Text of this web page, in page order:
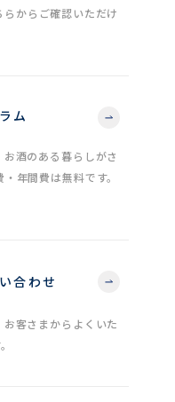
からご確認いただけ
ム
酒のある暮らしがさ
年間費は無料です。
合わせ
客さまからよくいた